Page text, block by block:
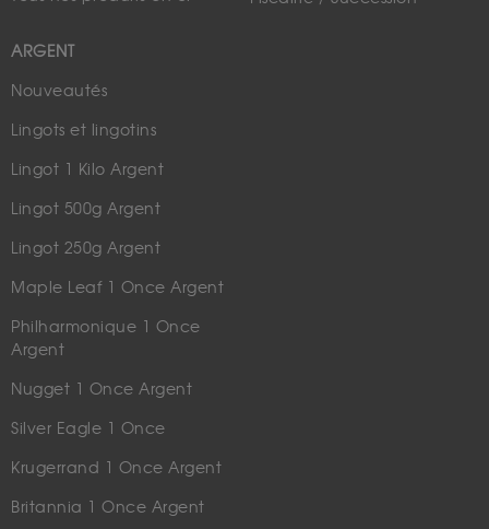
ARGENT
Nouveautés
Lingots et lingotins
Lingot 1 Kilo Argent
Lingot 500g Argent
Lingot 250g Argent
Maple Leaf 1 Once Argent
Philharmonique 1 Once
Argent
Nugget 1 Once Argent
Silver Eagle 1 Once
Krugerrand 1 Once Argent
Britannia 1 Once Argent